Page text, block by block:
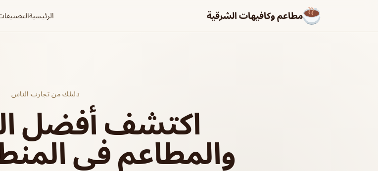
مطاعم وكافيهات الشرقية الرئيسية
دليلك من تجارب الناس
اكتشف أفضل
والمطاعم في